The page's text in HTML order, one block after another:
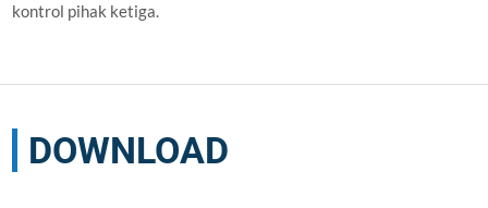
kontrol pihak ketiga.
DOWNLOAD